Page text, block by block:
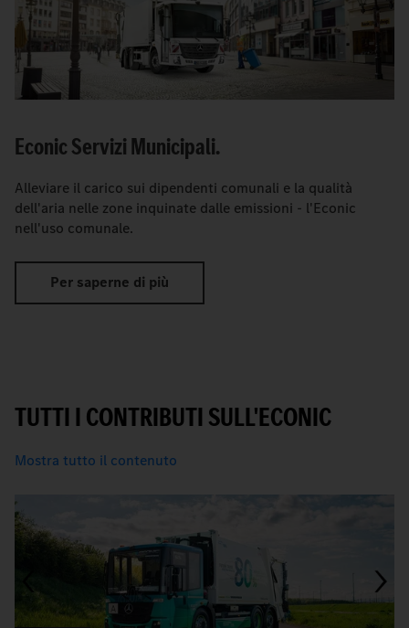
Econic Servizi Municipali.
Alleviare il carico sui dipendenti comunali e la qualità
dell'aria nelle zone inquinate dalle emissioni - l'Econic
nell'uso comunale.
Per saperne di più
TUTTI I CONTRIBUTI SULL'ECONIC
Mostra tutto il contenuto